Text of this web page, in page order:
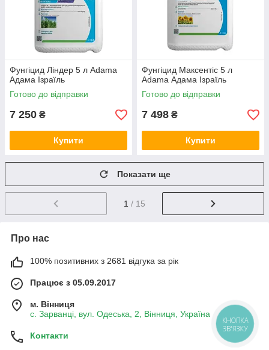
Фунгіцид Ліндер 5 л Adama
Адама Ізраїль
Готово до відправки
7 250 ₴
Купити
Фунгіцид Максентіс 5 л
Adama Адама Ізраїль
Готово до відправки
7 498 ₴
Купити
Показати ще
1 / 15
Про нас
100% позитивних з 2681 відгука за рік
Працює з 05.09.2017
м. Вінниця
с. Зарванці, вул. Одеська, 2, Вінниця, Україна
Контакти
КНОПКА
ЗВ'ЯЗКУ